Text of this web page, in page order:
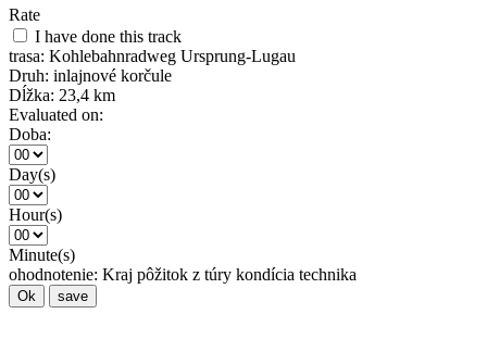
Rate
I have done this track
trasa: Kohlebahnradweg Ursprung-Lugau
Druh: inlajnové korčule
Dĺžka: 23,4 km
Evaluated on:
Doba:
Day(s)
Hour(s)
Minute(s)
ohodnotenie: Kraj pôžitok z túry kondícia technika
Ok save